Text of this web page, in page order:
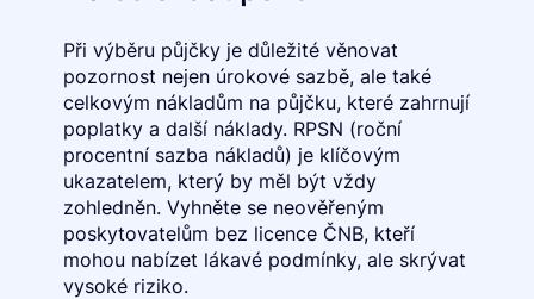
Při výběru půjčky je důležité věnovat
pozornost nejen úrokové sazbě, ale také
celkovým nákladům na půjčku, které zahrnují
poplatky a další náklady. RPSN (roční
procentní sazba nákladů) je klíčovým
ukazatelem, který by měl být vždy
zohledněn. Vyhněte se neověřeným
poskytovatelům bez licence ČNB, kteří
mohou nabízet lákavé podmínky, ale skrývat
vysoké riziko.